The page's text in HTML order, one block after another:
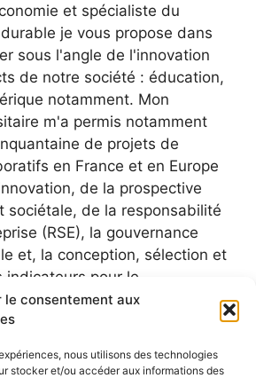
le consentement aux
nous utilisons des technologies
stocker et/ou accéder aux informations des
et spécialiste du
je vous propose dans
sous l'angle de l'innovation
de notre société : éducation,
notamment. Mon
m'a permis notamment
de projets de
en France et en Europe
de la prospective
sociétale, de la responsabilité
(RSE), la gouvernance
et, la conception, sélection et
indicateurs pour le
durable.